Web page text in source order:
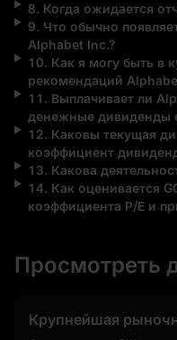
8. Когда ожидается
9. Что обычно
Alphabet Inc.?
10. Как я могу быть в
рекомендаций
11 . Выплачивает ли
денежные дивиденды
12. Каковы текущая
коэффициент
13. Какова
14. Как оценивается
коэффициента P/E и
Просмотреть
Крупнейшая